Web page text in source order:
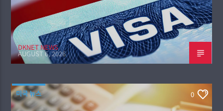
DKNET NEWS
AUGUST 6, 2026
미국 뉴스 0